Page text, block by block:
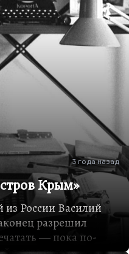
3 года назад
Крым»
из России Василий
разрешил
― пока по-